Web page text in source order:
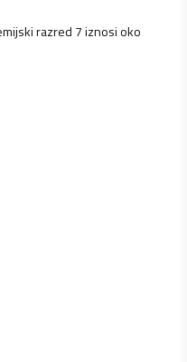
razred 7 iznosi oko